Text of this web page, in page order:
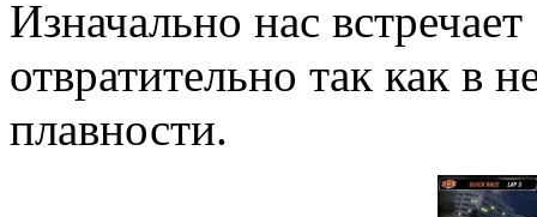
Изначально нас
отвратительно так как в
плавности.